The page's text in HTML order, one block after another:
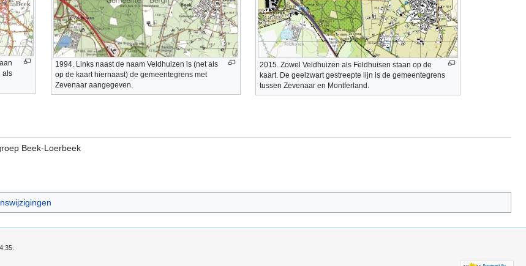
als
1994. Links naast de naam Veldhuizen is (net als
op de kaart hiernaast) de gemeentegrens met
Zevenaar aangegeven.
2015. Zowel Veldhuizen als Feldhuisen staan op de
kaart. De geelzwart gestreepte lijn is de gemeentegrens
tussen Zevenaar en Montferland.
Beek-Loerbeek